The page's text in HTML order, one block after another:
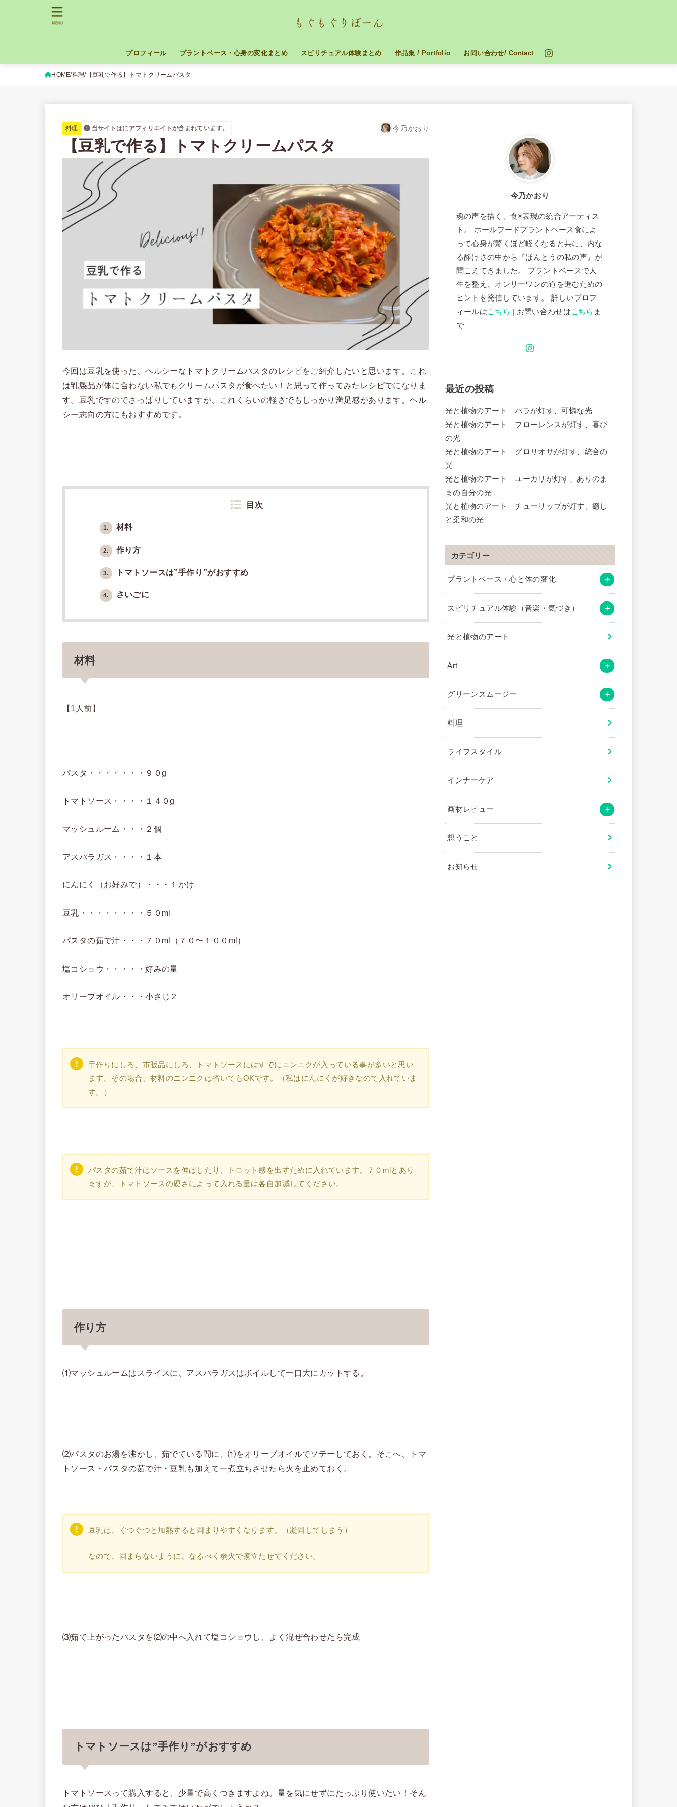
プロフィール プラントベース・心身の変化まとめ スピリチュアル体験まとめ 作品集 / Portfolio お問い合わせ/ Contact
MENU
HOME 料理 【豆乳で作る】トマトクリームパスタ
料理 当サイトはにアフィリエイトが含まれています。 今乃かおり
【豆乳で作る】トマトクリームパスタ
今回は豆乳を使った、ヘルシーなトマトクリームパスタのレシピをご紹介したいと思います。これ
は乳製品が体に合わない私でもクリームパスタが食べたい！と思って作ってみたレシピでになりま
す。豆乳ですのでさっぱりしていますが、これくらいの軽さでもしっかり満足感があります。ヘル
シー志向の方にもおすすめです。
目次
1. 材料
2. 作り方
3. トマトソースは”手作り”がおすすめ
4. さいごに
材料
【1人前】
パスタ・・・・・・・９０g
トマトソース・・・・１４０g
マッシュルーム・・・２個
アスパラガス・・・・１本
にんにく（お好みで）・・・１かけ
豆乳・・・・・・・・５０ml
パスタの茹で汁・・・７０ml（７０〜１００ml）
塩コショウ・・・・・好みの量
オリーブオイル・・・小さじ２
手作りにしろ、市販品にしろ、トマトソースにはすでにニンニクが入っている事が多いと思い
ます。その場合、材料のニンニクは省いてもOKです。（私はにんにくが好きなので入れていま
す。）
パスタの茹で汁はソースを伸ばしたり、トロット感を出すために入れています。７０mlとあり
ますが、トマトソースの硬さによって入れる量は各自加減してください。
作り方
⑴マッシュルームはスライスに、アスパラガスはボイルして一口大にカットする。
⑵パスタのお湯を沸かし、茹でている間に、⑴をオリーブオイルでソテーしておく。そこへ、トマ
トソース・パスタの茹で汁・豆乳も加えて一煮立ちさせたら火を止めておく。
豆乳は、ぐつぐつと加熱すると固まりやすくなります。（凝固してしまう）
なので、固まらないように、なるべく弱火で煮立たせてください。
⑶茹で上がったパスタを⑵の中へ入れて塩コショウし、よく混ぜ合わせたら完成
トマトソースは”手作り”がおすすめ
トマトソースって購入すると、少量で高くつきますよね。量を気にせずにたっぷり使いたい！そん
今乃かおり
魂の声を描く、食×表現の統合アーティス
ト。 ホールフードプラントベース食によ
って心身が驚くほど軽くなると共に、内な
る静けさの中から『ほんとうの私の声』が
聞こえてきました。 プラントベースで人
生を整え、オンリーワンの道を進むための
ヒントを発信しています。 詳しいプロフ
ィールはこちら | お問い合わせはこちら ま
で
最近の投稿
光と植物のアート｜バラが灯す、可憐な光
光と植物のアート｜フローレンスが灯す、喜び
の光
光と植物のアート｜グロリオサが灯す、統合の
光
光と植物のアート｜ユーカリが灯す、ありのま
まの自分の光
光と植物のアート｜チューリップが灯す、癒し
と柔和の光
カテゴリー
プラントベース・心と体の変化
スピリチュアル体験（音楽・気づき）
光と植物のアート
Art
グリーンスムージー
料理
ライフスタイル
インナーケア
画材レビュー
想うこと
お知らせ